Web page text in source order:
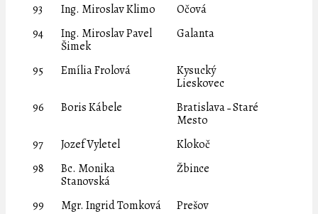
93
Ing. Miroslav Klimo
Očová
94
Ing. Miroslav Pavel
Šimek
Galanta
95 Emília Frolová
Kysucký
Lieskovec
96
Boris Kábele
Bratislava ˗ Staré
Mesto
97
Jozef Vyletel
Klokoč
98
Bc. Monika
Stanovská
Žbince
99 Mgr. Ingrid Tomková
Prešov